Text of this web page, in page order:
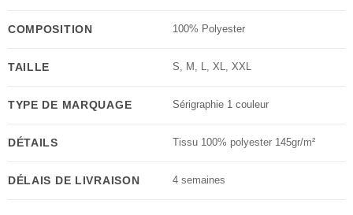
COMPOSITION 100% Polyester
TAILLE S, M , L, XL, XXL
TYPE DE MARQUAGE Sérigraphie 1 couleur
DÉTAILS Tissu 100% polyester 145gr/m²
DÉLAIS DE LIVRAISON 4 semaines